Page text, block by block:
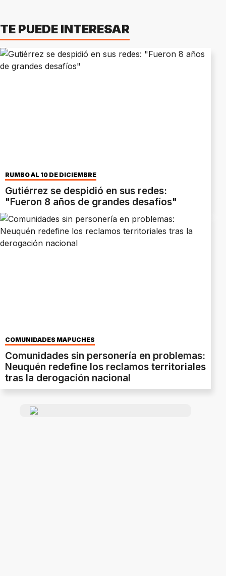
TE PUEDE INTERESAR
RUMBO AL 10 DE DICIEMBRE
Gutiérrez se despidió en sus redes:
"Fueron 8 años de grandes desafíos"
COMUNIDADES MAPUCHES
Comunidades sin personería en problemas:
Neuquén redefine los reclamos territoriales
tras la derogación nacional